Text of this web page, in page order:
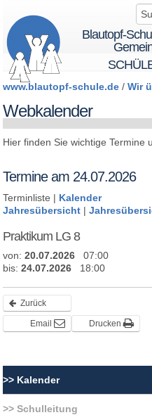
Blautopf-
Startseite
BTS - BeTheSolution
Schule
Schüler
Eltern
Berichte
www.blautopf-schule.de /Wir
Webkalender
Hier finden Sie wichtige Termine
Termine am 24.07.2026
Terminliste | Kalender
Jahresübersicht |
Praktikum LG 8
von:20.07.2026 07:00
bis:24.07.2026 18:00
Zurück
Email Drucken
Kalender
Schulleitung